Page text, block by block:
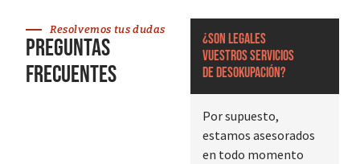
Resolvemos tus dudas
Preguntas
frecuentes
¿Son legales
vuestros servicios
de desokupación?
Por supuesto,
estamos asesorados
en todo momento